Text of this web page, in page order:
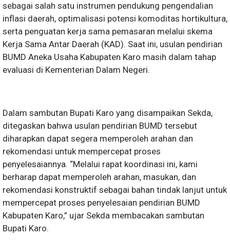
sebagai salah satu instrumen pendukung pengendalian
inflasi daerah, optimalisasi potensi komoditas hortikultura,
serta penguatan kerja sama pemasaran melalui skema
Kerja Sama Antar Daerah (KAD). Saat ini, usulan pendirian
BUMD Aneka Usaha Kabupaten Karo masih dalam tahap
evaluasi di Kementerian Dalam Negeri.
Dalam sambutan Bupati Karo yang disampaikan Sekda,
ditegaskan bahwa usulan pendirian BUMD tersebut
diharapkan dapat segera memperoleh arahan dan
rekomendasi untuk mempercepat proses
penyelesaiannya. “Melalui rapat koordinasi ini, kami
berharap dapat memperoleh arahan, masukan, dan
rekomendasi konstruktif sebagai bahan tindak lanjut untuk
mempercepat proses penyelesaian pendirian BUMD
Kabupaten Karo,” ujar Sekda membacakan sambutan
Bupati Karo.